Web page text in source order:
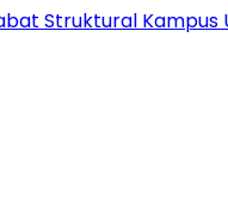
Struktural Kampus